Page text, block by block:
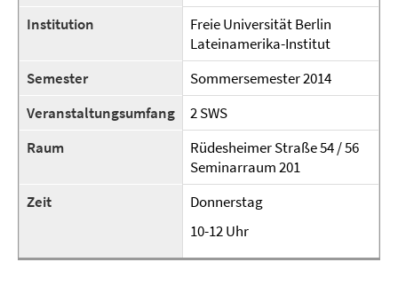
Institution
Freie Universität Berlin
Lateinamerika-Institut
Semester
Sommersemester 2014
Veranstaltungsumfang
2 SWS
Raum
Rüdesheimer Straße 54 / 56
Seminarraum 201
Zeit
Donnerstag
10-12 Uhr